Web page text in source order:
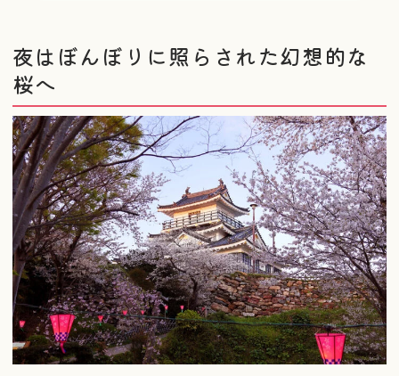
夜はぼんぼりに照らされた幻想的な
桜へ